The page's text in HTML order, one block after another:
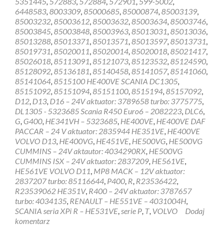
6448583,8003309,85000685,85000874,85003139,
85003232,85003612,85003632,85003634,85003746,
85003845,85003848,85003963,85013031,85013036,
85013288,85013371,85013571,85013597,85013731,
85019731,85020011,85020014,85020018,85021417,
85026018,85113091,85121073,85123532,85124590,
85128092,85136181,85140458,85141057,85141060,
85141064,8515100 HE400VE SCANIA DC1305,
85151092,85151094,85151100,8515194,85157092,
D12, D13, D16 – 24V aktuator: 3789658 turbo: 3775775,
DL1305 - 5323685 Scania R450 Euro6 – 2082223, DLC6,
G, G400, HE341VH – 5323685, HE400VE, HE400VE DAF
PACCAR – 24 V aktuator: 2835944 HE351VE, HE400VE
VOLVO D13, HE400VG, HE451VE, HE500VG, HE500VG
CUMMINS – 24V aktautor: 4034290RX, HE500VG
CUMMINS ISX – 24V aktuator: 2837209, HE561VE,
HE561VE VOLVO D11, MP8 MACK – 12V aktuator:
2837207 turbo: 85116644, P400, R, R23536422,
R23539062 HE351V, R400 – 24V aktuator: 3787657
turbo: 4034135, RENAULT – HE551VE – 4031004H,
SCANIA seria XPi R – HE531VE,serie P, T, VOLVO
Dodaj
komentarz